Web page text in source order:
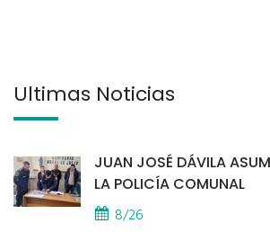
Últimas Noticias
JUAN JOSÉ DÁVILA
LA POLICÍA COMUNAL
8/26